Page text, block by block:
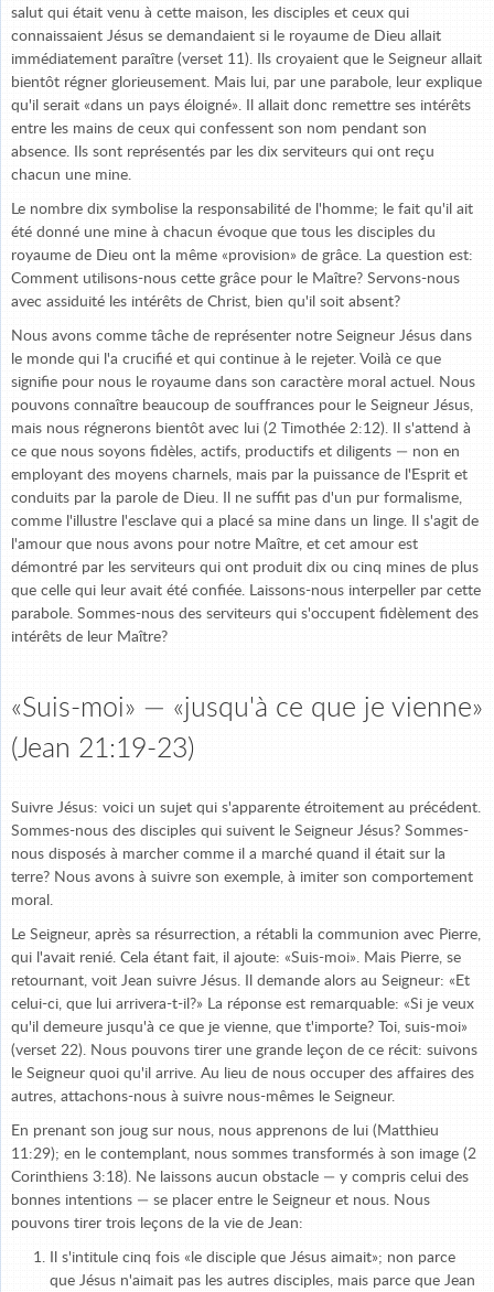
salut qui était venu à cette maison, les disciples et ceux qui
connaissaient Jésus se demandaient si le royaume de Dieu allait
immédiatement paraître (verset 11). Ils croyaient que le Seigneur allait
bientôt régner glorieusement. Mais lui, par une parabole, leur explique
qu'il serait «dans un pays éloigné». Il allait donc remettre ses intérêts
entre les mains de ceux qui confessent son nom pendant son
absence. Ils sont représentés par les dix serviteurs qui ont reçu
chacun une mine.
Le nombre dix symbolise la responsabilité de l'homme; le fait qu'il ait
été donné une mine à chacun évoque que tous les disciples du
royaume de Dieu ont la même «provision» de grâce. La question est:
Comment utilisons-nous cette grâce pour le Maître? Servons-nous
avec assiduité les intérêts de Christ, bien qu'il soit absent?
Nous avons comme tâche de représenter notre Seigneur Jésus dans
le monde qui l'a crucifié et qui continue à le rejeter. Voilà ce que
signifie pour nous le royaume dans son caractère moral actuel. Nous
pouvons connaître beaucoup de souffrances pour le Seigneur Jésus,
mais nous régnerons bientôt avec lui (2 Timothée 2:12). Il s'attend à
ce que nous soyons fidèles, actifs, productifs et diligents — non en
employant des moyens charnels, mais par la puissance de l'Esprit et
conduits par la parole de Dieu. Il ne suffit pas d'un pur formalisme,
comme l'illustre l'esclave qui a placé sa mine dans un linge. Il s'agit de
l'amour que nous avons pour notre Maître, et cet amour est
démontré par les serviteurs qui ont produit dix ou cinq mines de plus
que celle qui leur avait été confiée. Laissons-nous interpeller par cette
parabole. Sommes-nous des serviteurs qui s'occupent fidèlement des
intérêts de leur Maître?
«Suis-moi» — «jusqu'à ce que je vienne»
(Jean 21:19-23)
Suivre Jésus: voici un sujet qui s'apparente étroitement au précédent.
Sommes-nous des disciples qui suivent le Seigneur Jésus? Sommes-
nous disposés à marcher comme il a marché quand il était sur la
terre? Nous avons à suivre son exemple, à imiter son comportement
moral.
Le Seigneur, après sa résurrection, a rétabli la communion avec Pierre,
qui l'avait renié. Cela étant fait, il ajoute: «Suis-moi». Mais Pierre, se
retournant, voit Jean suivre Jésus. Il demande alors au Seigneur: «Et
celui-ci, que lui arrivera-t-il?» La réponse est remarquable: «Si je veux
qu'il demeure jusqu'à ce que je vienne, que t'importe? Toi, suis-moi»
(verset 22). Nous pouvons tirer une grande leçon de ce récit: suivons
le Seigneur quoi qu'il arrive. Au lieu de nous occuper des affaires des
autres, attachons-nous à suivre nous-mêmes le Seigneur.
En prenant son joug sur nous, nous apprenons de lui (Matthieu
11:29); en le contemplant, nous sommes transformés à son image (2
Corinthiens 3:18). Ne laissons aucun obstacle — y compris celui des
bonnes intentions — se placer entre le Seigneur et nous. Nous
pouvons tirer trois leçons de la vie de Jean:
Il s'intitule cinq fois «le disciple que Jésus aimait»; non parce
que Jésus n'aimait pas les autres disciples, mais parce que Jean